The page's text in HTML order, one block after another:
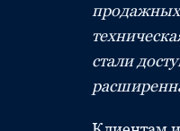
продажных
стали